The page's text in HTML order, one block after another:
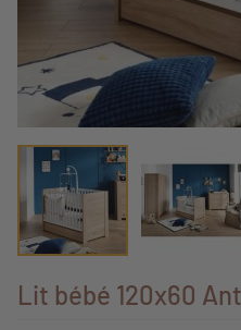
Lit bébé 120x60